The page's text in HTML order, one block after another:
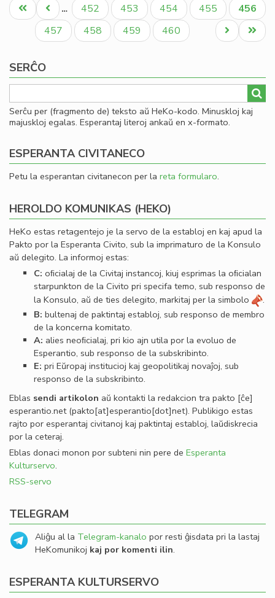
pri
Pagination
Unua
paĝo
Antaŭa
paĝo
… Paĝo
452 Paĝo
453 Paĝo
454 Paĝo
455
Aktuala
paĝo
456
Paĝo
457 Paĝo
458 Paĝo
459 Paĝo
460
Last
page
Next
page
SERĈO
Serĉu per (fragmento de) teksto aŭ HeKo-kodo. Minuskloj kaj
majuskloj egalas. Esperantaj literoj ankaŭ en x-formato.
ESPERANTA CIVITANECO
Petu la esperantan civitanecon per la reta formularo.
HEROLDO KOMUNIKAS (HEKO)
HeKo estas retagentejo je la servo de la establoj en kaj apud la
Pakto por la Esperanta Civito, sub la imprimaturo de la Konsulo
aŭ delegito. La informoj estas:
C: oﬁcialaj de la Civitaj instancoj, kiuj esprimas la oﬁcialan
starpunkton de la Civito pri specifa temo, sub responso de
la Konsulo, aŭ de ties delegito, markitaj per la simbolo
.
B: bultenaj de paktintaj establoj, sub responso de membro
de la koncerna komitato.
A: alies neoﬁcialaj, pri kio ajn utila por la evoluo de
Esperantio, sub responso de la subskribinto.
E: pri Eŭropaj institucioj kaj geopolitikaj novaĵoj, sub
responso de la subskribinto.
Eblas sendi artikolon aŭ kontakti la redakcion tra pakto [ĉe]
esperantio.net(pakto[at]esperantio[dot]net). Publikigo estas
rajto por esperantaj civitanoj kaj paktintaj establoj, laŭdiskrecia
por la ceteraj.
Eblas donaci monon por subteni nin pere de Esperanta
Kulturservo.
RSS-servo
TELEGRAM
Aliĝu al la Telegram-kanalo por resti ĝisdata pri la lastaj
HeKomunikoj kaj por komenti ilin.
ESPERANTA KULTURSERVO